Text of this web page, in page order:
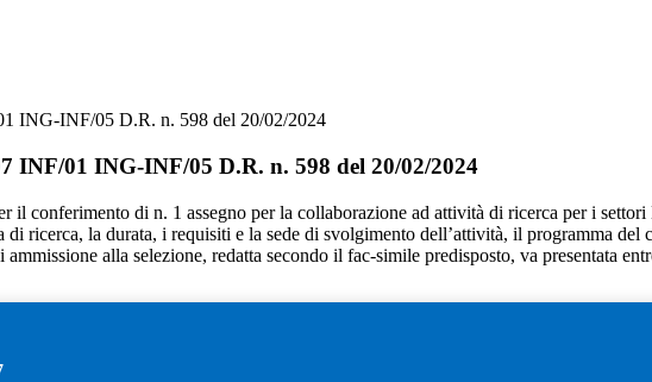
ING-INF/05 D.R. n. 598 del 20/02/2024
INF/01 ING-INF/05 D.R. n. 598 del 20/02/2024
il conferimento di n. 1 assegno per la collaborazione ad attività di ricerca per i
ricerca, la durata, i requisiti e la sede di svolgimento dell’attività, il programma
alla selezione, redatta secondo il fac-simile predisposto, va presentata